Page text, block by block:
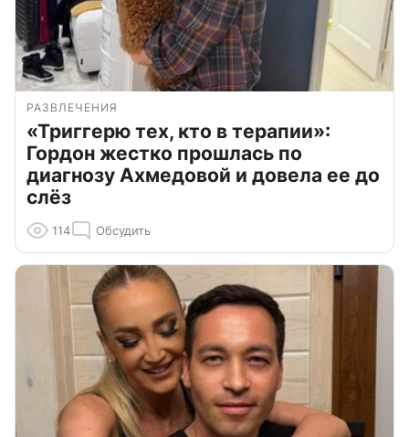
РАЗВЛЕЧЕНИЯ
«Триггерю тех, кто в терапии»:
Гордон жестко прошлась по
диагнозу Ахмедовой и довела ее до
слёз
114 Обсудить